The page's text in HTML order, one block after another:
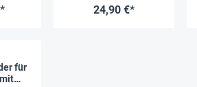
24,90 €*
für